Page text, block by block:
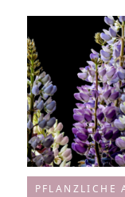
PFLANZLICHE